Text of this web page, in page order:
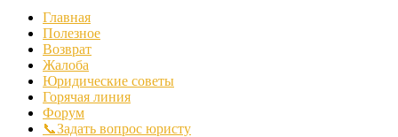
Главная
Полезное
Возврат
Жалоба
Юридические советы
Горячая линия
Форум
📞Задать вопрос юристу